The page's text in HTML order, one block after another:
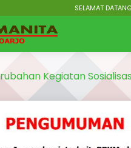
SELAMAT
Kegiatan